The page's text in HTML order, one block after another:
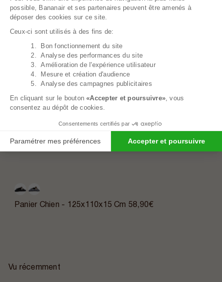
Panier Chien - 125x110x15 Cm 58,90€
Vu récemment
possible, Bananair et ses partenaires peuvent être amenés à
déposer des cookies sur ce site.
Ceux-ci sont utilisés à des fins de:
1. Bon fonctionnement du site
2. Analyse des performances du site
3. Amélioration de l'expérience utilisateur
4. Mesure et création d'audience
5. Analyse des campagnes publicitaires
En cliquant sur le bouton«Accepter et poursuivre», vous
consentez au dépôt de cookies.
Consentements certifiés par
Paramétrer mes préférences Accepter et poursuivre
Axeptio consent